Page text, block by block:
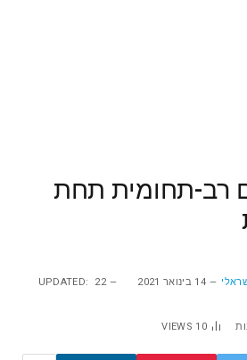
רב-תחומית תחת
14 בינואר 2021 UPDATED: 22
10
VIEWS